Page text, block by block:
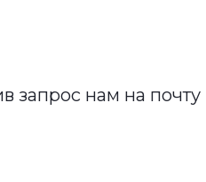
запрос нам на почту